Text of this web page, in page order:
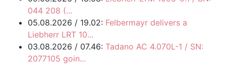
044 208 (...
05.08.2026 / 19.02: Felbermayr delivers a
Liebherr LRT 10...
03.08.2026 / 07.46: Tadano AC 4.070L-1 / SN:
2077105 goin...